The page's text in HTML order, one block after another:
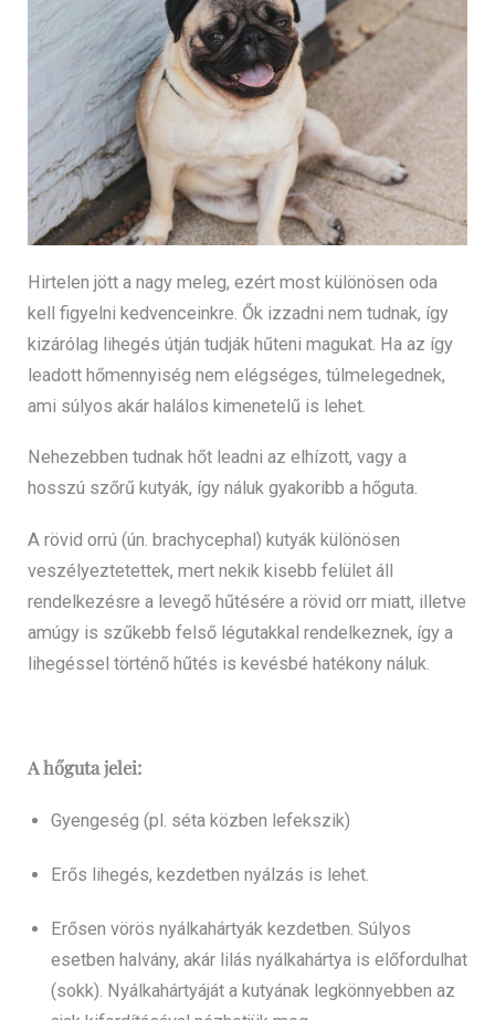
Hirtelen jött a nagy meleg, ezért most különösen oda
kell figyelni kedvenceinkre. Ők izzadni nem tudnak, így
kizárólag lihegés útján tudják hűteni magukat. Ha az így
leadott hőmennyiség nem elégséges, túlmelegednek,
ami súlyos akár halálos kimenetelű is lehet.
Nehezebben tudnak hőt leadni az elhízott, vagy a
hosszú szőrű kutyák, így náluk gyakoribb a hőguta.
A rövid orrú (ún. brachycephal) kutyák különösen
veszélyeztetettek, mert nekik kisebb felület áll
rendelkezésre a levegő hűtésére a rövid orr miatt, illetve
amúgy is szűkebb felső légutakkal rendelkeznek, így a
lihegéssel történő hűtés is kevésbé hatékony náluk.
A hőguta jelei:
Gyengeség (pl. séta közben lefekszik)
Erős lihegés, kezdetben nyálzás is lehet.
Erősen vörös nyálkahártyák kezdetben. Súlyos
esetben halvány, akár lilás nyálkahártya is előfordulhat
(sokk). Nyálkahártyáját a kutyának legkönnyebben az